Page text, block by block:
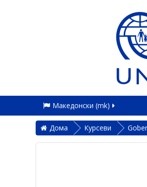
Македонски ‎(mk)‎
Дома Курсеви